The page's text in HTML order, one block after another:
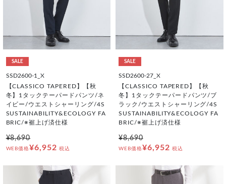
SALE
SSD2600-1_X
【CLASSICO TAPERED】【秋
冬】1タックテーパードパンツ/ネ
イビー/ウエストシャーリング/4S
SUSTAINABILITY&ECOLOGY FA
BRIC/※裾上げ済仕様
¥8,690
WEB価格¥6,952 税込
SALE
SSD2600-27_X
【CLASSICO TAPERED】【秋
冬】1タックテーパードパンツ/ブ
ラック/ウエストシャーリング/4S
SUSTAINABILITY&ECOLOGY FA
BRIC/※裾上げ済仕様
¥8,690
WEB価格¥6,952 税込